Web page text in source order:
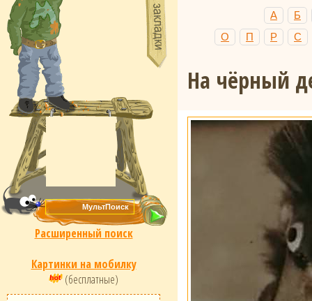
Расширенный поиск
Картинки на мобилку
(бесплатные)
А
Б
О
П Р С
На чёрный